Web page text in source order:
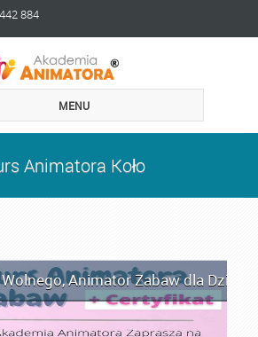
884
MENU
Animatora Koło
,Animator Zabaw dla Dzieci